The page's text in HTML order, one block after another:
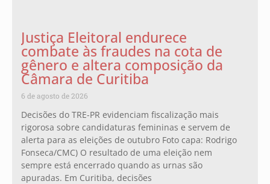
Justiça Eleitoral endurece
combate às fraudes na cota de
gênero e altera composição da
Câmara de Curitiba
6 de agosto de 2026
Decisões do TRE-PR evidenciam fiscalização mais
rigorosa sobre candidaturas femininas e servem de
alerta para as eleições de outubro Foto capa: Rodrigo
Fonseca/CMC) O resultado de uma eleição nem
sempre está encerrado quando as urnas são
apuradas. Em Curitiba, decisões